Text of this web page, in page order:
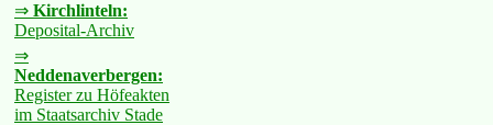
⇒ Kirchlinteln:
Deposital-Archiv
⇒
Neddenaverbergen:
Register zu Höfeakten
im Staatsarchiv Stade